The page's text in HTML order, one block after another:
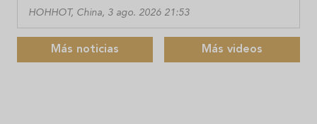
HOHHOT, China, 3 ago. 2026 21:53
Más noticias Más videos